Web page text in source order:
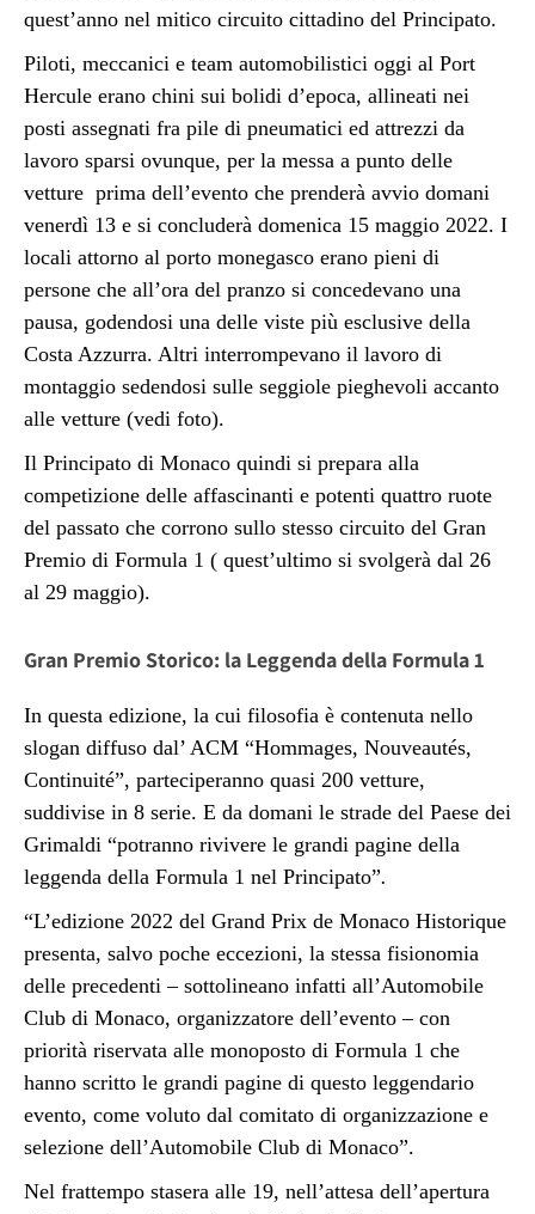
quest’anno nel mitico circuito cittadino del Principato.
Piloti, meccanici e team automobilistici oggi al Port
Hercule erano chini sui bolidi d’epoca, allineati nei
posti assegnati fra pile di pneumatici ed attrezzi da
lavoro sparsi ovunque, per la messa a punto delle
vetture prima dell’evento che prenderà avvio domani
venerdì 13 e si concluderà domenica 15 maggio 2022. I
locali attorno al porto monegasco erano pieni di
persone che all’ora del pranzo si concedevano una
pausa, godendosi una delle viste più esclusive della
Costa Azzurra. Altri interrompevano il lavoro di
montaggio sedendosi sulle seggiole pieghevoli accanto
alle vetture (vedi foto).
Il Principato di Monaco quindi si prepara alla
competizione delle affascinanti e potenti quattro ruote
del passato che corrono sullo stesso circuito del Gran
Premio di Formula 1 ( quest’ultimo si svolgerà dal 26
al 29 maggio).
Gran Premio Storico: la Leggenda della Formula 1
In questa edizione, la cui filosofia è contenuta nello
slogan diffuso dal’ ACM “Hommages, Nouveautés,
Continuité”, parteciperanno quasi 200 vetture,
suddivise in 8 serie. E da domani le strade del Paese dei
Grimaldi “potranno rivivere le grandi pagine della
leggenda della Formula 1 nel Principato”.
“L’edizione 2022 del Grand Prix de Monaco Historique
presenta, salvo poche eccezioni, la stessa fisionomia
delle precedenti – sottolineano infatti all’Automobile
Club di Monaco, organizzatore dell’evento – con
priorità riservata alle monoposto di Formula 1 che
hanno scritto le grandi pagine di questo leggendario
evento, come voluto dal comitato di organizzazione e
selezione dell’Automobile Club di Monaco”.
Nel frattempo stasera alle 19, nell’attesa dell’apertura